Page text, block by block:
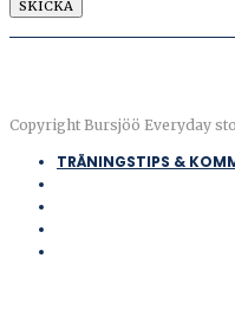
Copyright Bursjöö Everyday
TRÄNINGSTIPS &